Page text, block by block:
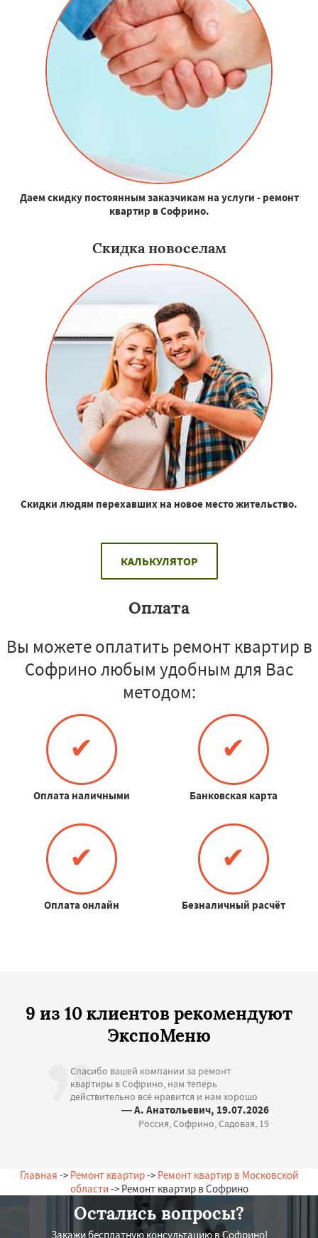
Даем скидку постоянным заказчикам на услуги - ремонт
квартир в Софрино.
Скидка новоселам
Скидки людям перехавших на новое место жительство.
КАЛЬКУЛЯТОР
Оплата
Вы можете оплатить ремонт квартир в
Софрино любым удобным для Вас
методом:
✔
Оплата наличными
✔
Банковская карта
✔
Оплата онлайн
✔
Безналичный расчёт
9 из 10 клиентов рекомендуют
ЭкспоМеню
Спасибо вашей компании за ремонт
квартиры в Софрино, нам теперь
действительно всё нравится и нам хорошо
— А. Анатольевич, 19.07.2026
Россия, Софрино, Садовая, 19
Главная -> Ремонт квартир-> Ремонт квартир в Московской
области-> Ремонт квартир в Софрино
Остались вопросы?
Закажи бесплатную консультацию в Софрино!